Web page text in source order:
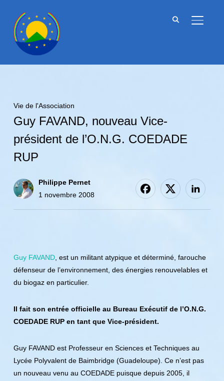
Vie de l'Association
Guy FAVAND, nouveau Vice-
président de l’O.N.G. COEDADE
RUP
Philippe Pernet
1 novembre 2008
Guy FAVAND, est un militant atypique et déterminé, farouche
défenseur de l’environnement, des énergies renouvelables et
du biogaz en particulier.
Il fait son entrée officielle au Bureau Exécutif de l’O.N.G.
COEDADE RUP en tant que Vice-président.
Guy FAVAND est Professeur en Sciences et Techniques au
Lycée Polyvalent de Baimbridge (Guadeloupe). Ce n’est pas
un nouveau venu au COEDADE puisque depuis 2005, il